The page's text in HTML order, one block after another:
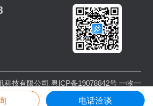
科技有限公司 粤ICP备19078842号 一物一
数字商业守护者 电话洽谈